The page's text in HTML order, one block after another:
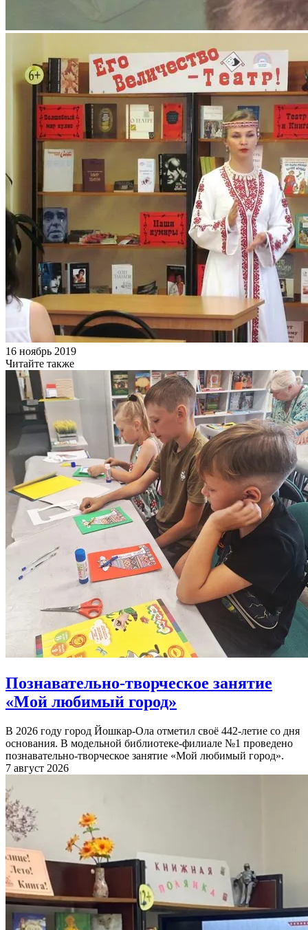
16 ноябрь 2019
Читайте также
Познавательно-творческое занятие
«Мой любимый город»
В 2026 году город Йошкар-Ола отметил своё 442-летие со дня
основания. В модельной библиотеке-филиале №1 проведено
познавательно-творческое занятие «Мой любимый город».
7 август 2026